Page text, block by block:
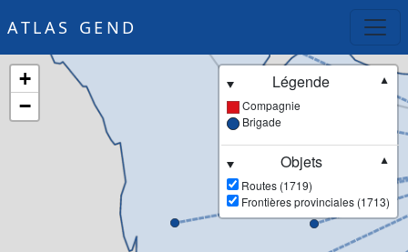
ATLAS GEND
+
−
Légende
▼
Compagnie
Brigade
Objets
▼
Routes (1719)
Frontières provinciales (1713)